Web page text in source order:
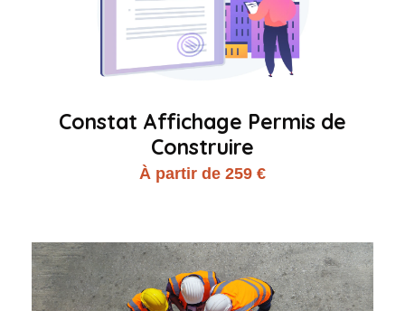
Constat Affichage Permis de
Construire
À partir de 259 €